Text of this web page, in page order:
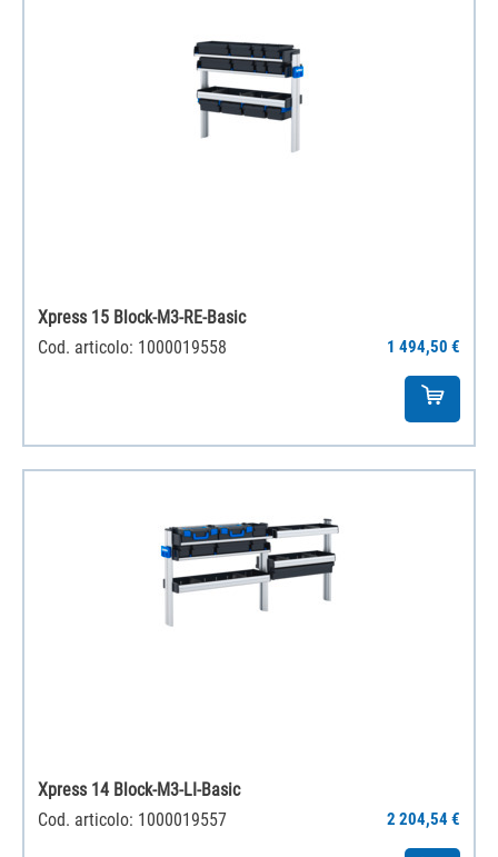
Xpress 15 Block-M3-RE-Basic
Cod. articolo: 1000019558
1 494,50 €
Xpress 14 Block-M3-LI-Basic
Cod. articolo: 1000019557
2 204,54 €